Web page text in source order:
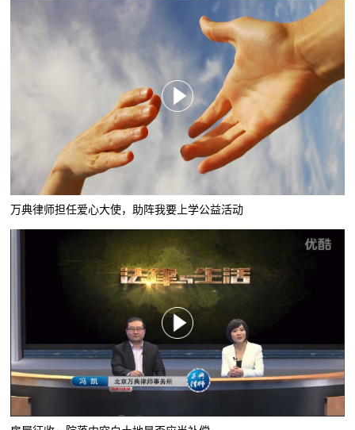
万典律师担任爱心大使，助阵我要上学公益活动